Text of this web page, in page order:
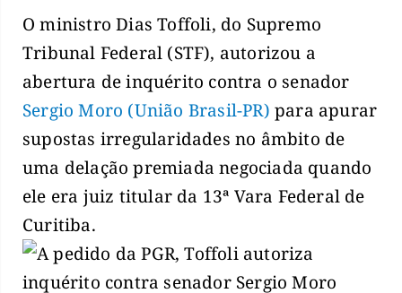
O ministro Dias Toffoli, do Supremo
Tribunal Federal (STF), autorizou a
abertura de inquérito contra o senador
Sergio Moro (União Brasil-PR) para apurar
supostas irregularidades no âmbito de
uma delação premiada negociada quando
ele era juiz titular da 13ª Vara Federal de
Curitiba.